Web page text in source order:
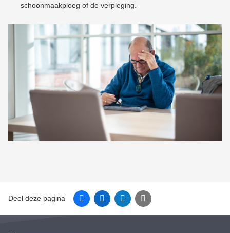
schoonmaakploeg of de verpleging.
Deel deze pagina FacebookLinkedinTwitter E-mail